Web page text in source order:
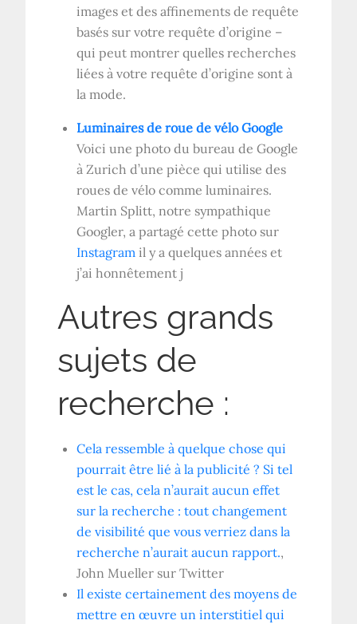
images et des affinements de requête
basés sur votre requête d’origine –
qui peut montrer quelles recherches
liées à votre requête d’origine sont à
la mode.
Luminaires de roue de vélo Google
Voici une photo du bureau de Google
à Zurich d’une pièce qui utilise des
roues de vélo comme luminaires.
Martin Splitt, notre sympathique
Googler, a partagé cette photo sur
Instagram il y a quelques années et
j’ai honnêtement j
Autres grands
sujets de
recherche :
Cela ressemble à quelque chose qui
pourrait être lié à la publicité ? Si tel
est le cas, cela n’aurait aucun effet
sur la recherche : tout changement
de visibilité que vous verriez dans la
recherche n’aurait aucun rapport.,
John Mueller sur Twitter
Il existe certainement des moyens de
mettre en œuvre un interstitiel qui